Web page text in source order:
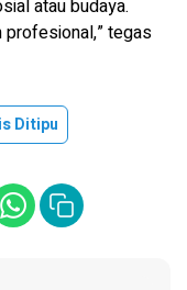
atau budaya.
profesional,” tegas
Ditipu